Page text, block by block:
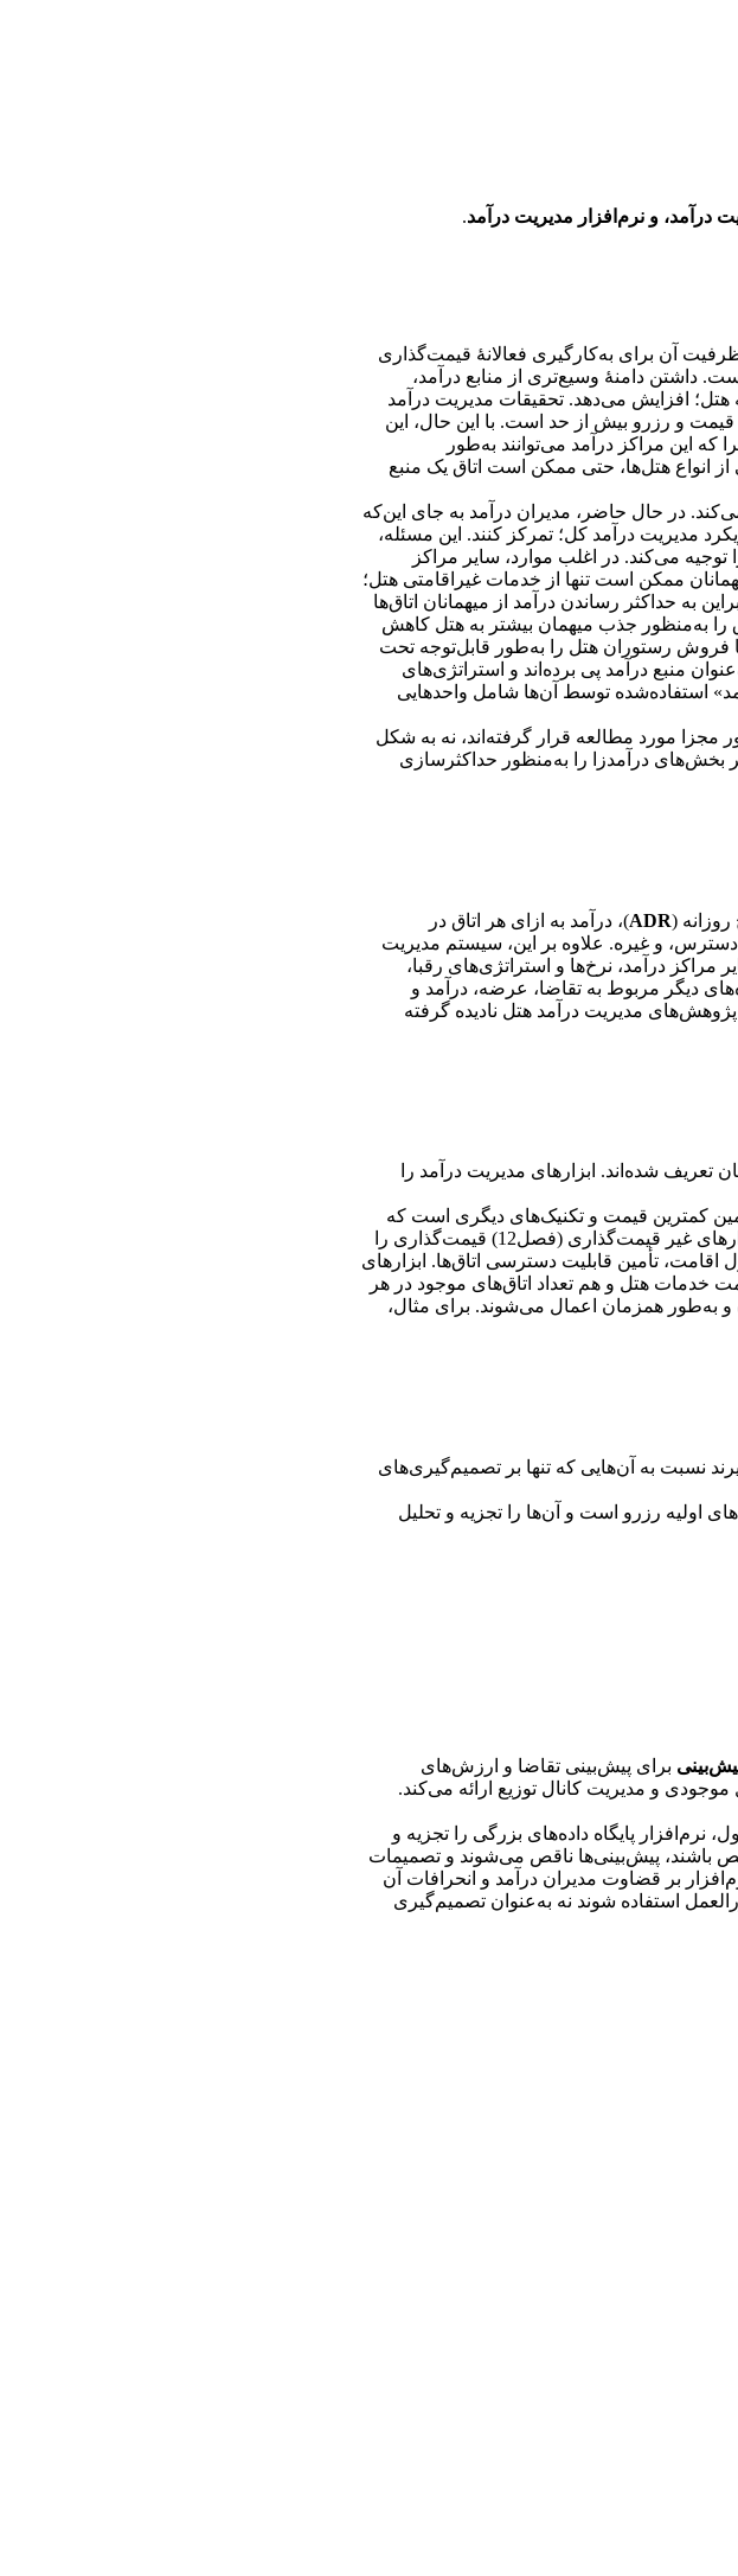
درآمد، و نرم‌افزار مدیریت درآمد.
ظرفیت آن برای به‌کارگیری فعالانۀ قیمت‌گذاری
داشتن دامنۀ وسیع‌تری از منابع درآمد،
هتل؛ افزایش می‌دهد. تحقیقات مدیریت درآمد
و رزرو بیش از حد است. با این حال، این
که این مراکز درآمد می‌توانند به‌طور
کمک کنند. همان‌طور که در فصل 2 اشاره شد، برای برخی از انواع هتل‌ها، حتی ممکن است اتاق یک منبع
می‌کند. در حال حاضر، مدیران درآمد به جای این‌که
مدیریت درآمد کل؛ تمرکز کنند. این مسئله،
می‌کند. در اغلب موارد، سایر مراکز
ممکن است تنها از خدمات غیراقامتی هتل؛
به حداکثر رساندن درآمد از میهمانان اتاق‌ها
را به‌منظور جذب میهمان بیشتر به هتل کاهش
فروش رستوران هتل را به‌طور قابل‌توجه تحت
منبع درآمد پی برده‌اند و استراتژی‌های
استفاده‌شده توسط آن‌ها شامل واحدهایی
مجزا مورد مطالعه قرار گرفته‌اند، نه به شکل
بخش‌های درآمدزا را به‌منظور حداکثرسازی
(
ADR)، درآمد به ازای هر اتاق در
دسترس، و غیره. علاوه بر این، سیستم مدیریت
درآمد، نرخ‌ها و استراتژی‌های رقبا،
دیگر مربوط به تقاضا، عرضه، درآمد و
مدیریت درآمد هتل نادیده گرفته
شده‌اند. ابزارهای مدیریت درآمد را
تضمین کمترین قیمت و تکنیک‌های دیگری است که
مستقیماً قیمت هتل را تحت تأثیر قرار می‌دهند (سطح هتل، ساختار، ویژگی‌های ظاهری و مقررات قیمتی). ابزارهای غیر قیمت‌گذاری (فصل12) قیمت‌گذاری را
تأمین قابلیت دسترسی اتاق‌ها. ابزارهای
هم قیمت خدمات هتل و هم تعداد اتاق‌های موجود در هر
و به‌طور همزمان اعمال می‌شوند. برای مثال،
نسبت به آن‌هایی که تنها بر تصمیم‌گیری‌های
اولیه رزرو است و آن‌ها را تجزیه و تحلیل
برای پیش‌بینی تقاضا و ارزش‌های
و مدیریت کانال توزیع ارائه می‌کند.
نرم‌افزار پایگاه داده‌های بزرگی را تجزیه و
باشند، پیش‌بینی‌ها ناقص می‌شوند و تصمیمات
بر قضاوت مدیران درآمد و انحرافات آن‌
استفاده شوند نه به‌عنوان تصمیم‌گیری